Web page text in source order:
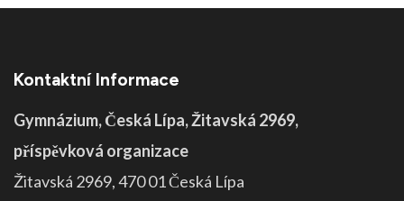
Kontaktní Informace
Gymnázium, Česká Lípa, Žitavská 2969,
příspěvková organizace
Žitavská 2969, 470 01 Česká Lípa